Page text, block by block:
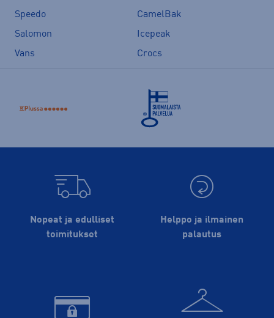
Speedo
CamelBak
Salomon
Icepeak
Vans
Crocs
Nopeat ja edulliset
toimitukset
Helppo ja ilmainen
palautus